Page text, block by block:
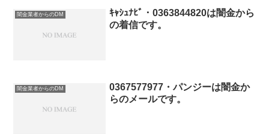
闇金業者からのDM
ｷｬｼｭﾅﾋﾞ・0363844820は闇金から
の着信です。
闇金業者からのDM
0367577977・パンジーは闇金か
らのメールです。